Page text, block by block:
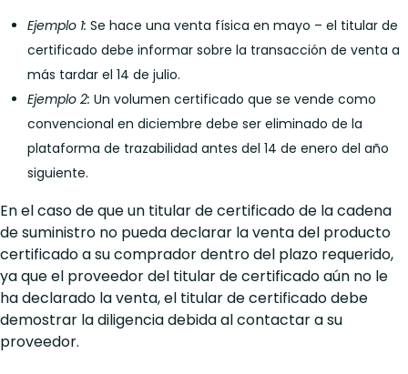
Ejemplo 1: Se hace una venta física en mayo – el titular de
certificado debe informar sobre la transacción de venta a
más tardar el 14 de julio.
Ejemplo 2: Un volumen certificado que se vende como
convencional en diciembre debe ser eliminado de la
plataforma de trazabilidad antes del 14 de enero del año
siguiente.
En el caso de que un titular de certificado de la cadena
de suministro no pueda declarar la venta del producto
certificado a su comprador dentro del plazo requerido,
ya que el proveedor del titular de certificado aún no le
ha declarado la venta, el titular de certificado debe
demostrar la diligencia debida al contactar a su
proveedor.